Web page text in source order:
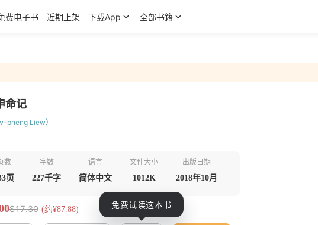
费电子书 近期上架 下载App 全部书籍
命记
pheng Liew）
数
页
字数
227千字
语言
简体中文
文件大小
1012K
出版日期
2018年10月
$17.30 (约¥87.88)